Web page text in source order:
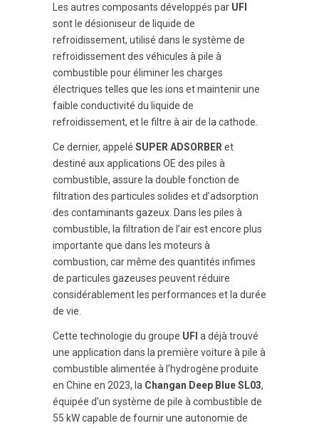
Les autres composants développés par UFI
sont le désioniseur de liquide de
refroidissement, utilisé dans le système de
refroidissement des véhicules à pile à
combustible pour éliminer les charges
électriques telles que les ions et maintenir une
faible conductivité du liquide de
refroidissement, et le filtre à air de la cathode.
Ce dernier, appelé SUPER ADSORBERet
destiné aux applications OE des piles à
combustible, assure la double fonction de
filtration des particules solides et d’adsorption
des contaminants gazeux. Dans les piles à
combustible, la filtration de l’air est encore plus
importante que dans les moteurs à
combustion, car même des quantités infimes
de particules gazeuses peuvent réduire
considérablement les performances et la durée
de vie.
Cette technologie du groupe UFI a déjà trouvé
une application dans la première voiture à pile à
combustible alimentée à l’hydrogène produite
en Chine en 2023, la Changan Deep Blue SL03,
équipée d’un système de pile à combustible de
55 kW capable de fournir une autonomie de